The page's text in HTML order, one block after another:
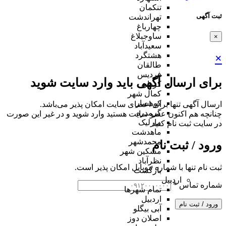
ثبت آگهی
×
×
برای ارسال آگهی باید وارد سایت شوید
ارسال آگهی تنها برای اعضای سایت امکان پذیر می‌باشد.
چنانچه هم‌ اکنون عضو سایت هستید وارد شوید و در غیر این صورت
در سایت ثبت نام کنید
ورود / ثبت نام
ثبت نام تنها با شماره موبایل امکان پذیر است.
شماره تماس*
ورود / ثبت نام
تنکمان
تهراندشت
چهارباغ
ساوجبلاغ
سعیدآباد
هشتگرد
طالقان
فردیس
کردان
کمال شهر
کوهسار
گرمدره
مارلیک
ماهدشت
محمدشهر
مشکین شهر
نظرآباد
بازگشت
اردبیل
تمام شهر‌ها
اردبیل
آبی بیگلو
اصلان دوز